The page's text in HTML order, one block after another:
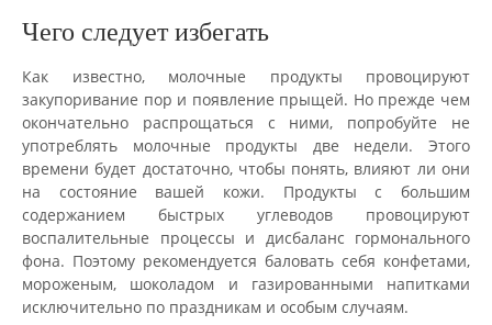
Чего следует избегать
Как известно, молочные продукты провоцируют
закупоривание пор и появление прыщей. Но прежде чем
окончательно распрощаться с ними, попробуйте не
употреблять молочные продукты две недели. Этого
времени будет достаточно, чтобы понять, влияют ли они
на состояние вашей кожи. Продукты с большим
содержанием быстрых углеводов провоцируют
воспалительные процессы и дисбаланс гормонального
фона. Поэтому рекомендуется баловать себя конфетами,
мороженым, шоколадом и газированными напитками
исключительно по праздникам и особым случаям.